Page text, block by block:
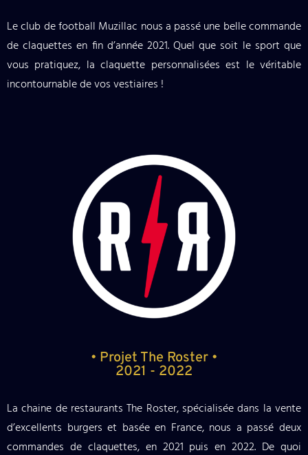
Le club de football Muzillac nous a passé une belle commande
de claquettes en fin d’année 2021. Quel que soit le sport que
vous pratiquez, la claquette personnalisées est le véritable
incontournable de vos vestiaires !
• Projet The Roster •
2021 - 2022
La chaine de restaurants The Roster, spécialisée dans la vente
d’excellents burgers et basée en France, nous a passé deux
commandes de claquettes, en 2021 puis en 2022. De quoi